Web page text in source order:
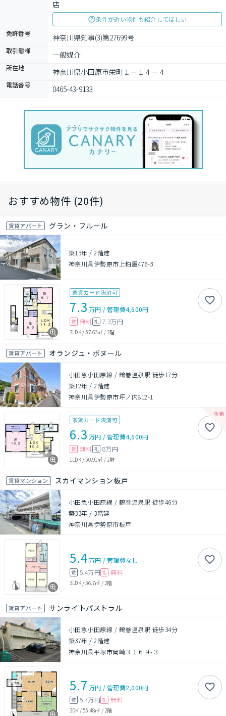
店
条件が近い物件も紹介してほしい
免許番号
神奈川県知事(3)第27699号
取引態様 一般媒介
所在地 神奈川県小田原市栄町１－１４－４
電話番号 0465-43-9133
おすすめ物件 (20件)
賃貸アパート グラン・フルール
築13年 /2階建
神奈川県伊勢原市上粕屋476-3
家賃カード決済可
7.3 万円 /管理費4,600円
敷 無料 礼 7.3万円
2LDK/57.63㎡ /2階
賃貸アパート オランジュ・ボヌール
小田急小田原線 / 鶴巻温泉駅 徒歩17分
築12年 /2階建
神奈川県伊勢原市坪ノ内812-1
家賃カード決済可
6.3 万円 /管理費4,600円
敷 無料 礼 8万円
1LDK/50.91㎡ /1階
賃貸マンション スカイマンション板戸
小田急小田原線 / 鶴巻温泉駅 徒歩46分
築33年 / 3階建
神奈川県伊勢原市板戸
5.4万円 /管理費なし
敷 5.4万円 礼 無料
3LDK/56.7㎡ / 2階
賃貸アパート サンライトパストラル
小田急小田原線 / 鶴巻温泉駅 徒歩34分
築37年 /2階建
神奈川県平塚市岡崎３１６９-３
5.7 万円 /管理費2,000円
敷 5.7万円 礼 無料
3DK /55.48㎡ / 2階